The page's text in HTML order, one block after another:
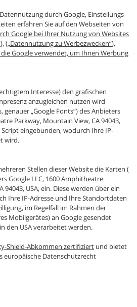
durch Google, Einstellungs-
erfahren Sie auf den Webseiten von
Google bei Ihrer Nutzung von Websites
), („Datennutzung zu Werbezwecken“),
Google verwendet, um Ihnen Werbung
Interesse) den grafischen
anzugleichen nutzen wird
genauer „Google Fonts“) des Anbieters
Parkway, Mountain View, CA 94043,
Script eingebunden, wodurch Ihre IP-
wird.
Stellen dieser Website die Karten (
Google LLC, 1600 Amphitheatre
94043, USA, ein. Diese werden über ein
Ihre IP-Adresse und Ihre Standortdaten
im Regelfall im Rahmen der
Mobilgerätes) an Google gesendet
den USA verarbeitet werden.
Shield-Abkommen zertifiziert und bietet
europäische Datenschutzrecht